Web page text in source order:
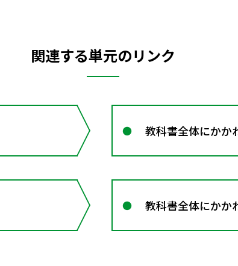
関連する単元のリンク
教科書全体にかか
教科書全体にかか